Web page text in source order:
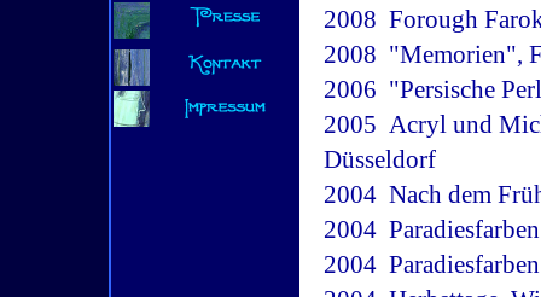
2008  Forough
2008  "Memorien",
2006  "Persische
2005  Acryl und
Düsseldorf
2004  Nach dem
2004 
2004 